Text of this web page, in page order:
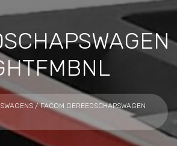
/ FACOM GEREEDSCHAPSWAGEN